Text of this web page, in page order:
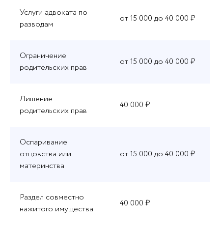
Услуги адвоката по
разводам
от 15 000 до 40 000 ₽
Ограничение
родительских прав
от 15 000 до 40 000 ₽
Лишение
родительских прав
40 000 ₽
Оспаривание
отцовства или
материнства
от 15 000 до 40 000 ₽
Раздел совместно
нажитого имущества
40 000 ₽